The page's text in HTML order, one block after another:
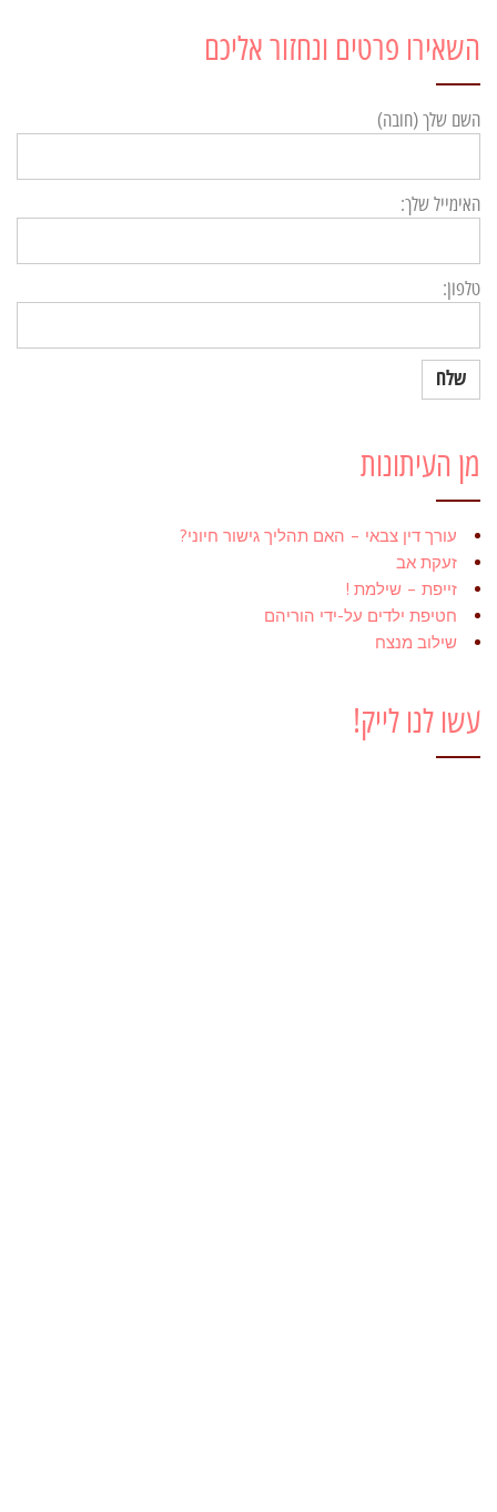
השאירו פרטים ונחזור אליכם
השם שלך (חובה)
האימייל שלך:
טלפון:
מן העיתונות
עורך דין צבאי – האם תהליך גישור חיוני?
זעקת אב
זייפת – שילמת !
חטיפת ילדים על-ידי הוריהם
שילוב מנצח
עשו לנו לייק!